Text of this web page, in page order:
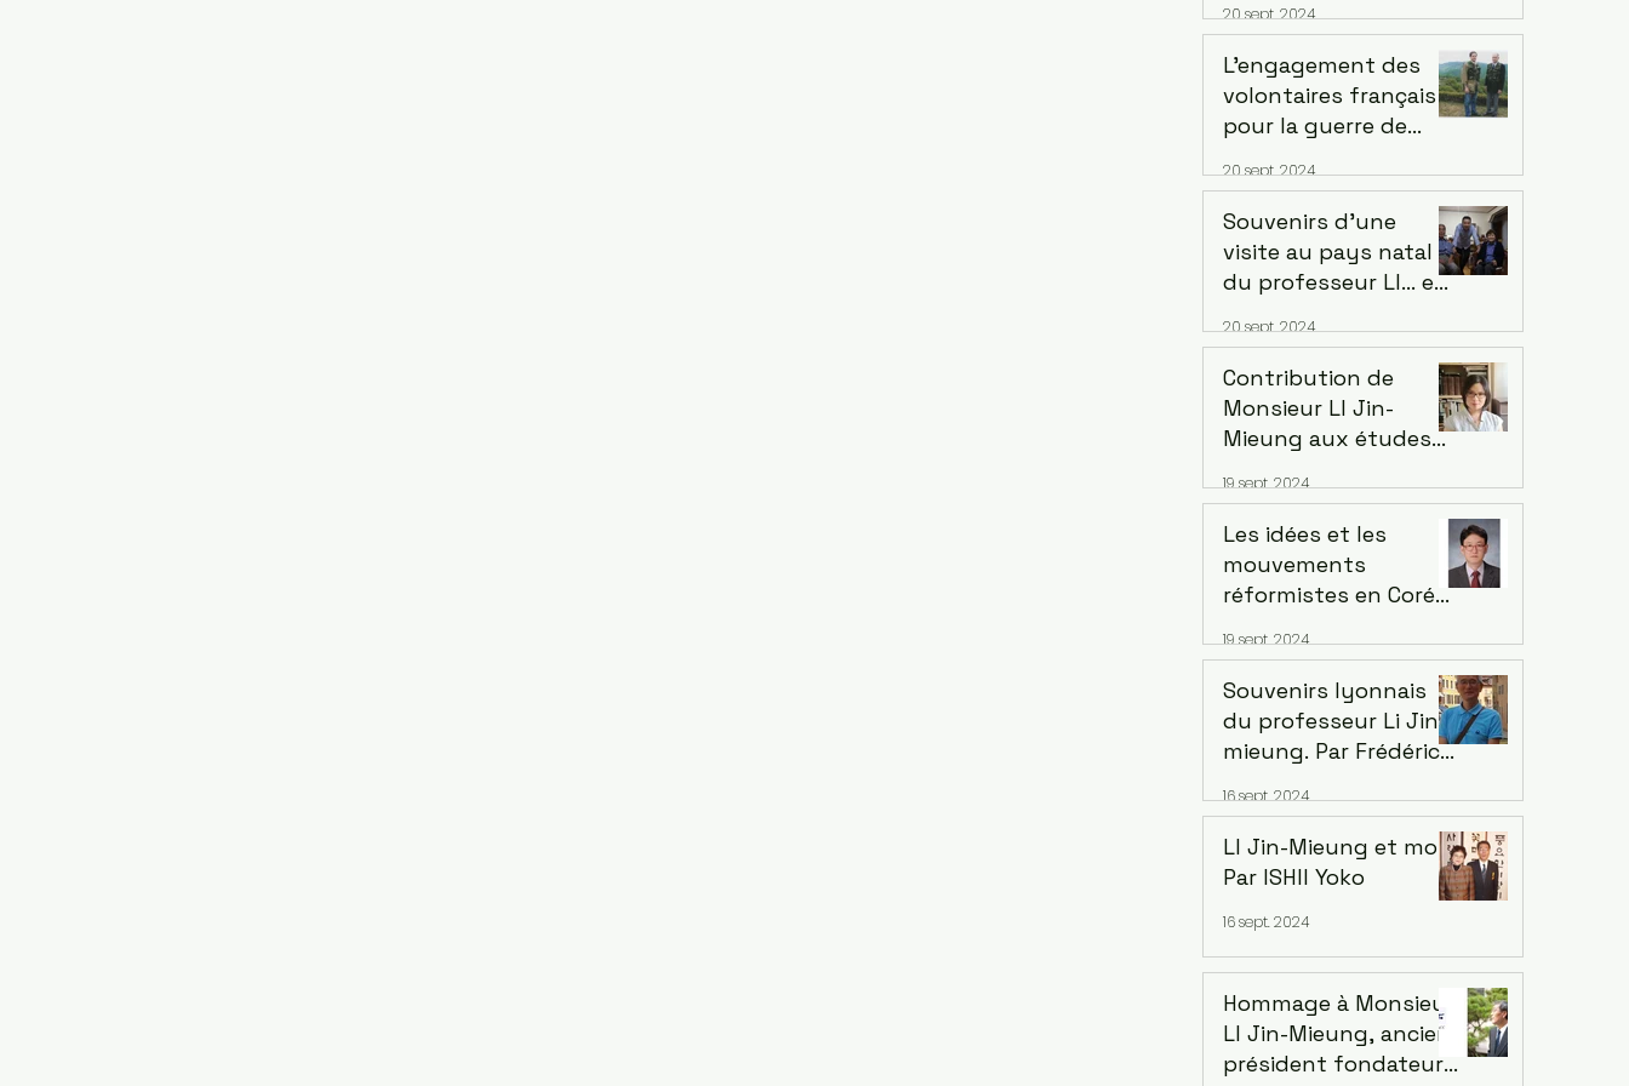
LIANCOURT. Interview
avec Michel
MignotHistorien de
Fondation des Arts et
Liancourt
20 sept. 2024
L’engagement des
volontaires français
pour la guerre de
François Pelletier
20 sept. 2024
Souvenirs d’une
visite au pays natal
du professeur LI... en
nobles réalisationsà
la mémoire du défunt
que nous aimons et
respectons. Par Lee
20 sept. 2024
Contribution de
Monsieur LI Jin-
Mieung aux études
Le Min Sook
19 sept. 2024
Les idées et les
mouvements
réformistes en Corée
1911 ... Thèse Dae-
Yeong Youn, dirigé
par le professeur Li
Jin-mieung en 2007
19 sept. 2024
Souvenirs lyonnais
du professeur Li Jin-
mieung. Par Frédéric
16 sept. 2024
LI Jin-Mieung et moi.
Par ISHII Yoko
16 sept. 2024
Hommage à Monsieur
LI Jin-Mieung, ancien
président fondateur